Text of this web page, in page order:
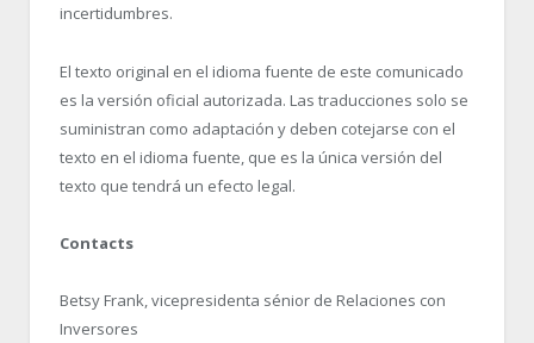
incertidumbres.
El texto original en el idioma fuente de este comunicado
es la versión oficial autorizada. Las traducciones solo se
suministran como adaptación y deben cotejarse con el
texto en el idioma fuente, que es la única versión del
texto que tendrá un efecto legal.
Contacts
Betsy Frank, vicepresidenta sénior de Relaciones con
Inversores